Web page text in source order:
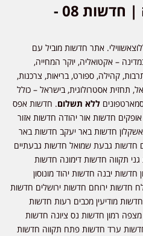
חדשות אפס שמונה | חדשות 08 -
אתר חדשות מוביל עם
– אקטואליה, יוקר המחייה,
קהילה, ספורט, בריאות, צרכנות,
אסטרולוגית, בישראל – כולל
ללא תשלום. חדשות אפס
חדשות אור יהודה חדשות אזור
חדשות באר יעקב חדשות באר
גבעת שמואל חדשות גבעתיים
חדשות דימונה חדשות
יבנה חדשות יהוד מונוסון
ירוחם חדשות ירושלים חדשות
מכבים רעות חדשות
חדשות נס ציונה חדשות
ערד חדשות פתח תקווה חדשות